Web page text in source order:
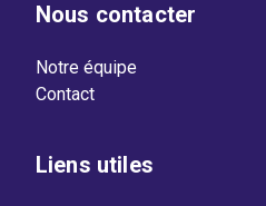
Nous contacter
Notre équipe
Contact
Liens utiles